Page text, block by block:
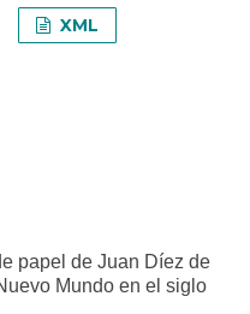
XML
papel de Juan Díez de
Mundo en el siglo